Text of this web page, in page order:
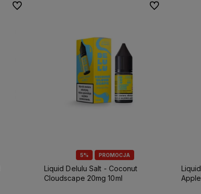
Do ulubionych
5% PROMOCJA
Liquid Delulu Salt - Coconut
Cloudscape 20mg 10ml
Do ulubionych
Apple